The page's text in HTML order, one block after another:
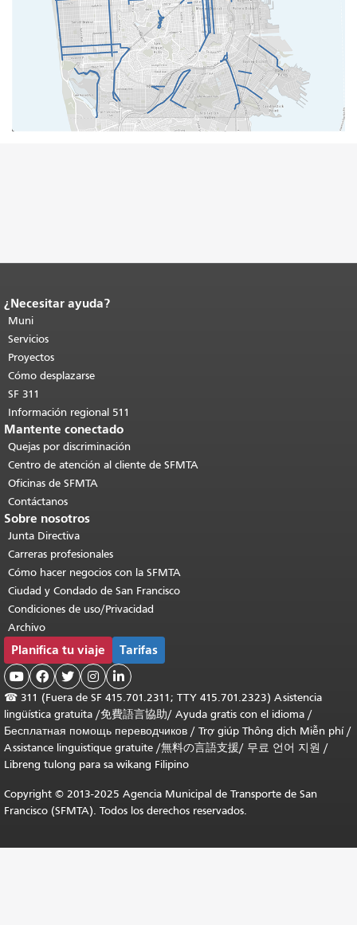
Fin del contenido de la página.
de esta página se repite en todas las
páginas.Volver al principio del
contenido principal
¿Necesitar ayuda?
Muni
Servicios
Proyectos
Cómo desplazarse
SF 311
Información regional 511
Mantente conectado
Quejas por discriminación
Centro de atención al cliente de SFMTA
Oficinas de SFMTA
Contáctanos
Sobre nosotros
Junta Directiva
Carreras profesionales
Cómo hacer negocios con la SFMTA
Ciudad y Condado de San Francisco
Condiciones de uso/Privacidad
Archivo
Planifica tu viaje Tarifas
    
☎ 311 (Fuera de SF 415.701.2311; TTY 415.701.2323) Asistencia
lingüística gratuita /免費語言協助/ Ayuda gratis con el idioma /
Бесплатная помощь переводчиков / Trợ giúp Thông dịch Miễn phí/
Assistance linguistique gratuite /無料の言語支援/ 무료 언어 지원 /
Libreng tulong para sa wikang Filipino
Copyright © 2013-2025 Agencia Municipal de Transporte de San
Francisco (SFMTA). Todos los derechos reservados.